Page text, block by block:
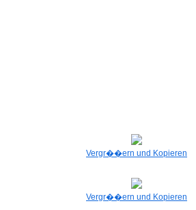
Vergr��ern und Kopieren
Vergr��ern und Kopieren